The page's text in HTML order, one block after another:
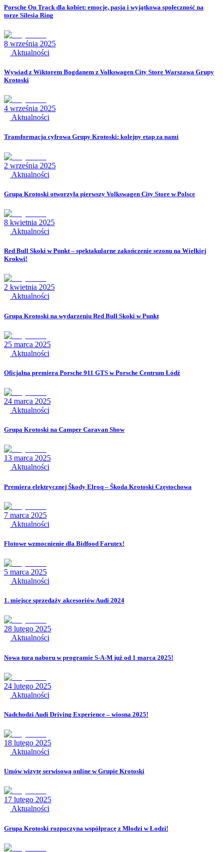
Porsche On Track dla kobiet: emocje, pasja i wyjątkowa społeczność na
torze Silesia Ring
8 września 2025
Aktualności
Wywiad z Wiktorem Bogdanem z Volkswagen City Store Warszawa Grupy
Krotoski
4 września 2025
Aktualności
Transformacja cyfrowa Grupy Krotoski: kolejny etap za nami
2 września 2025
Aktualności
Grupa Krotoski otworzyła pierwszy Volkswagen City Store w Polsce
8 kwietnia 2025
Aktualności
Red Bull Skoki w Punkt – spektakularne zakończenie sezonu na Wielkiej
Krokwi!
2 kwietnia 2025
Aktualności
Grupa Krotoski na wydarzeniu Red Bull Skoki w Punkt
25 marca 2025
Aktualności
Oficjalna premiera Porsche 911 GTS w Porsche Centrum Łódź
24 marca 2025
Aktualności
Grupa Krotoski na Camper Caravan Show
13 marca 2025
Aktualności
Premiera elektrycznej Škody Elroq – Škoda Krotoski Częstochowa
7 marca 2025
Aktualności
Flotowe wzmocnienie dla Bidfood Farutex!
5 marca 2025
Aktualności
1. miejsce sprzedaży akcesoriów Audi 2024
28 lutego 2025
Aktualności
Nowa tura naboru w programie S-A-M już od 1 marca 2025!
24 lutego 2025
Aktualności
Nadchodzi Audi Driving Experience – wiosna 2025!
18 lutego 2025
Aktualności
Umów wizytę serwisową online w Grupie Krotoski
17 lutego 2025
Aktualności
Grupa Krotoski rozpoczyna współpracę z Młodzi w Łodzi!